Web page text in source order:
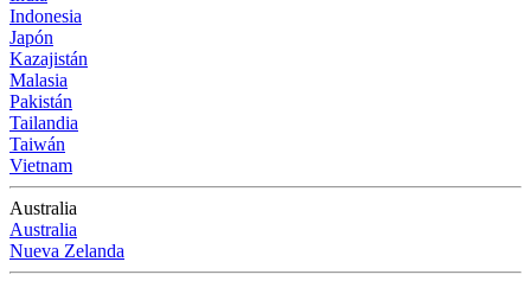
Indonesia
Japón
Kazajistán
Malasia
Pakistán
Tailandia
Taiwán
Vietnam
Australia
Australia
Nueva Zelanda